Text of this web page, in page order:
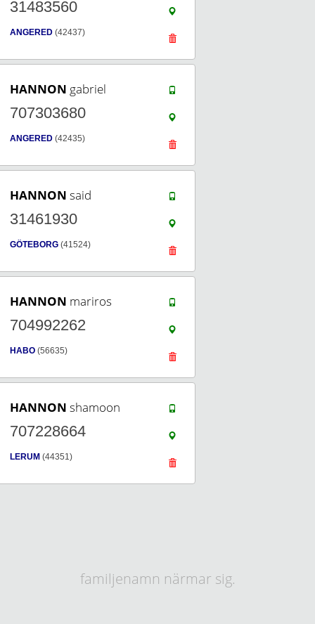
31483560
ANGERED (42437)
HANNON gabriel
707303680
ANGERED (42435)
HANNON said
31461930
GÖTEBORG (41524)
HANNON mariros
704992262
HABO (56635)
HANNON shamoon
707228664
LERUM (44351)
familjenamn närmar sig.